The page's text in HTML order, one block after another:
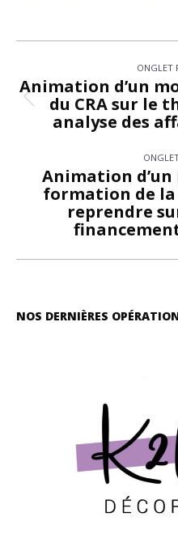
de
commentaire
ONGLET
Animation d’un
du CRA sur le
analyse des
Animation
formation de la
reprendre
NOS DERNIÈRES